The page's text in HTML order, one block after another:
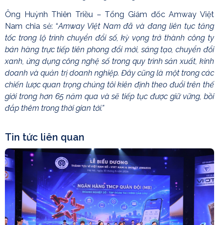
Ông Huỳnh Thiên Triều – Tổng Giám đốc Amway Việt
Nam chia sẻ: “Amway Việt Nam đã và đang liên tục tăng
tốc trong lộ trình chuyển đổi số, kỳ vọng trở thành công ty
bán hàng trực tiếptiên phong đổi mới, sáng tạo, chuyển đổi
xanh, ứng dụng công nghệ số trong quy trình sản xuất, kinh
doanh và quản trị doanh nghiệp.Đây cũng là một trong các
chiến lược quan trọng chúng tôi kiên định theo đuổi trên thế
giới trong hơn 65 năm qua và sẽ tiếp tục được giữ vững, bồi
đắp thêm trong thời gian tới.”
Tin tức liên quan